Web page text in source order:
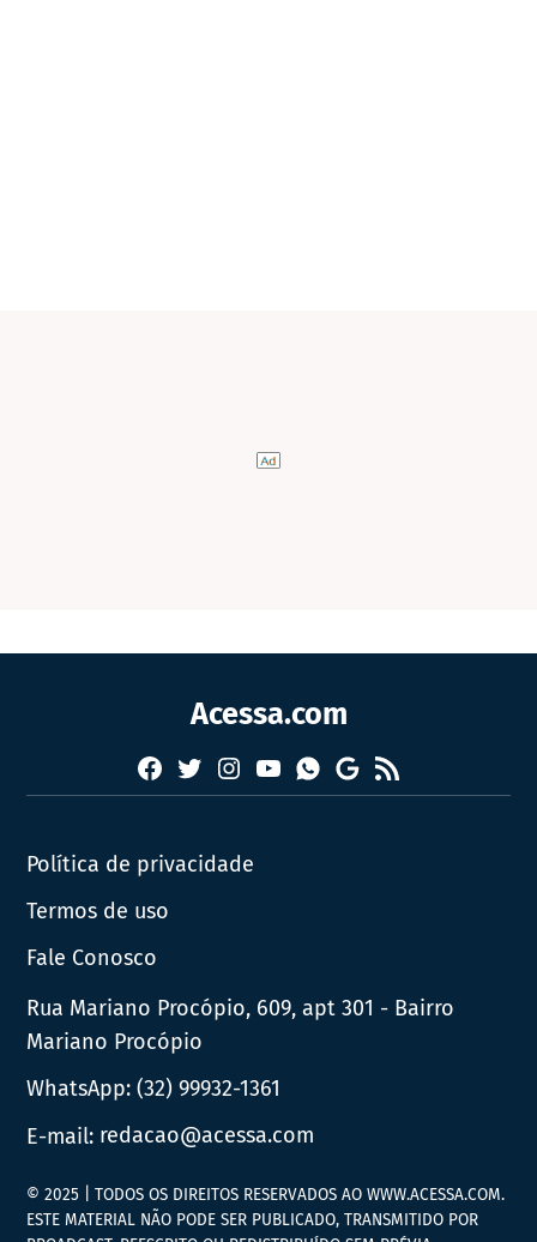
Acessa.com
Facebook
TwitterInstagram
YouTubeWhatsapp
Google
News
RSS
Política de privacidade
Termos de uso
Fale Conosco
Rua Mariano Procópio, 609, apt 301 - Bairro
Mariano Procópio
WhatsApp:(32) 99932-1361
E-mail: redacao@acessa.com
© 2025 | TODOS OS DIREITOS RESERVADOS AO WWW.ACESSA.COM.
ESTE MATERIAL NÃO PODE SER PUBLICADO, TRANSMITIDO POR